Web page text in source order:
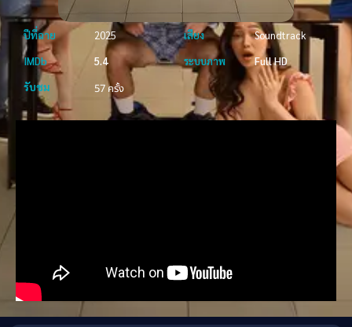
ปีที่ฉาย 2025 เสียง
Soundtrack
IMDb
5.4 ระบบภาพ
Full HD
รับชม
57 ครั้ง